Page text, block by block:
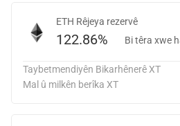
ETH Rêjeya rezervê
122.86% Bi têra xwe
Taybetmendiyên Bikarhênerê XT
Mal û milkên berîka XT